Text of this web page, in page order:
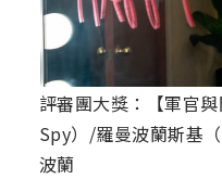
評審團大獎：【軍官
Spy）/羅曼波蘭斯基
波蘭